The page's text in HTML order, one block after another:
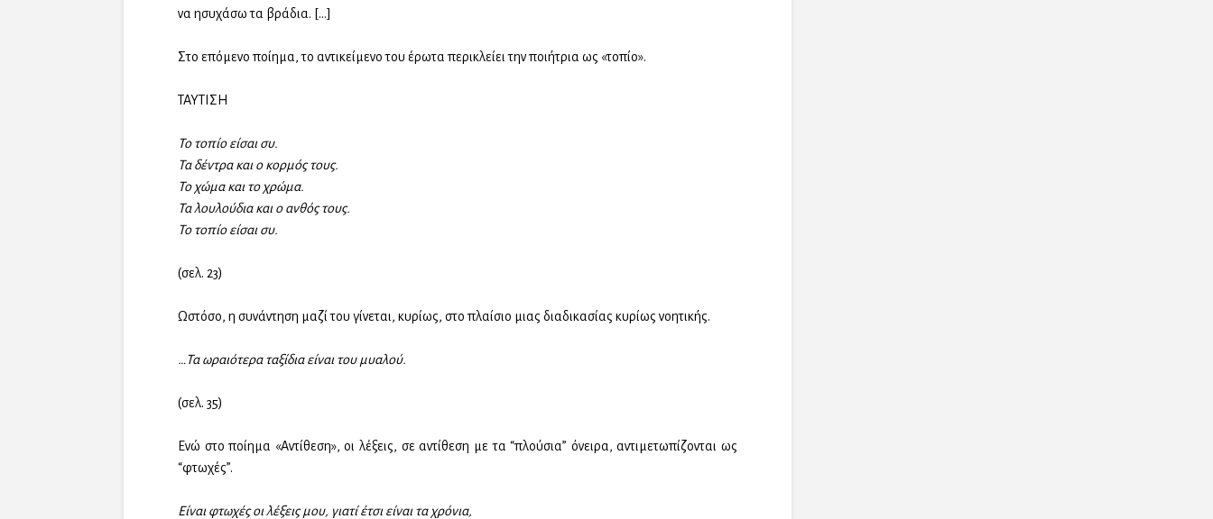
να ησυχάσω τα βράδια. […]
Στο επόμενο ποίημα, το αντικείμενο του έρωτα περικλείει την ποιήτρια ως «τοπίο».
ΤΑΥΤΙΣΗ
Το τοπίο είσαι συ.
Τα δέντρα και ο κορμός τους.
Το χώμα και το χρώμα.
Τα λουλούδια και ο ανθός τους.
Το τοπίο είσαι συ.
(σελ. 23)
Ωστόσο, η συνάντηση μαζί του γίνεται, κυρίως, στο πλαίσιο μιας διαδικασίας κυρίως νοητικής.
…Τα ωραιότερα ταξίδια είναι του μυαλού.
(σελ. 35)
Ενώ στο ποίημα «Αντίθεση», οι λέξεις, σε αντίθεση με τα “πλούσια” όνειρα, αντιμετωπίζονται ως
“φτωχές”.
Είναι φτωχές οι λέξεις μου, γιατί έτσι είναι τα χρόνια,